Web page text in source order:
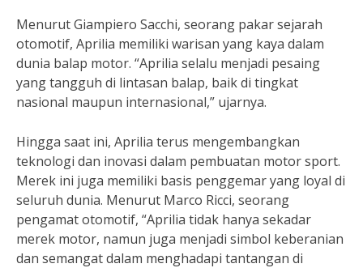
Menurut Giampiero Sacchi, seorang pakar sejarah
otomotif, Aprilia memiliki warisan yang kaya dalam
dunia balap motor. “Aprilia selalu menjadi pesaing
yang tangguh di lintasan balap, baik di tingkat
nasional maupun internasional,” ujarnya.
Hingga saat ini, Aprilia terus mengembangkan
teknologi dan inovasi dalam pembuatan motor sport.
Merek ini juga memiliki basis penggemar yang loyal di
seluruh dunia. Menurut Marco Ricci, seorang
pengamat otomotif, “Aprilia tidak hanya sekadar
merek motor, namun juga menjadi simbol keberanian
dan semangat dalam menghadapi tantangan di